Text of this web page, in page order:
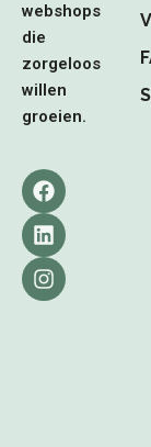
webshops
die
zorgeloos
willen
groeien.
F
a
c
e
b
o
L
i
n
k
e
d
I
n
s
t
a
g